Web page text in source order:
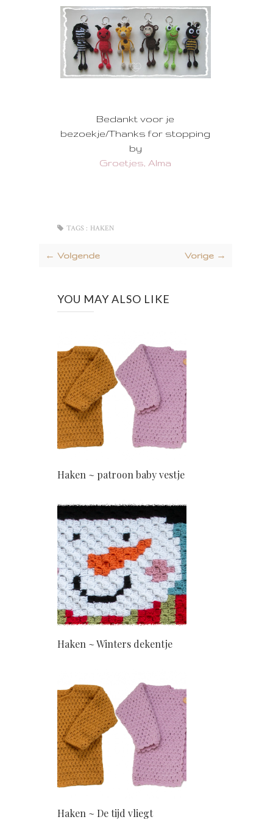
Bedankt voor je
bezoekje/Thanks for stopping
by
Groetjes, Alma
TAGS : HAKEN
← Volgende Vorige →
YOU MAY ALSO LIKE
Haken ~ patroon baby vestje
Haken ~ Winters dekentje
Haken ~ De tijd vliegt